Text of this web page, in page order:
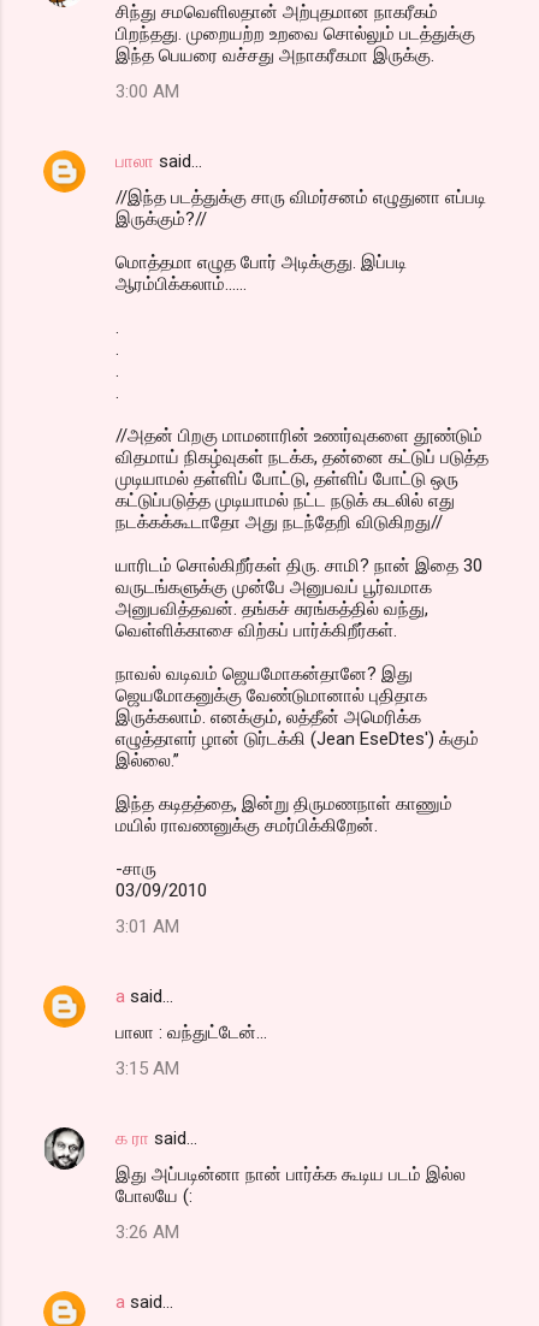
சிந்து சமவெளிலதான் அற்புதமான நாகரீகம்
பிறந்தது. முறையற்ற உறவை சொல்லும் படத்துக்கு
இந்த பெயரை வச்சது அநாகரீகமா இருக்கு.
3:00 AM
பாலா said…
//இந்த படத்துக்கு சாரு விமர்சனம் எழுதுனா எப்படி
இருக்கும்?//
மொத்தமா எழுத போர் அடிக்குது. இப்படி
ஆரம்பிக்கலாம்......
.
.
.
.
//அதன் பிறகு மாமனாரின் உணர்வுகளை தூண்டும்
விதமாய் நிகழ்வுகள் நடக்க, தன்னை கட்டுப் படுத்த
முடியாமல் தள்ளிப் போட்டு, தள்ளிப் போட்டு ஒரு
கட்டுப்படுத்த முடியாமல் நட்ட நடுக் கடலில் எது
நடக்கக்கூடாதோ அது நடந்தேறி விடுகிறது//
யாரிடம் சொல்கிறீர்கள் திரு. சாமி? நான் இதை 30
வருடங்களுக்கு முன்பே அனுபவப் பூர்வமாக
அனுபவித்தவன். தங்கச் சுரங்கத்தில் வந்து,
வெள்ளிக்காசை விற்கப் பார்க்கிறீர்கள்.
நாவல் வடிவம் ஜெயமோகன்தானே? இது
ஜெயமோகனுக்கு வேண்டுமானால் புதிதாக
இருக்கலாம். எனக்கும், லத்தீன் அமெரிக்க
எழுத்தாளர் ழான் டுர்டக்கி (Jean EseDtes') க்கும்
இல்லை.”
இந்த கடிதத்தை, இன்று திருமணநாள் காணும்
மயில் ராவணனுக்கு சமர்பிக்கிறேன்.
-சாரு
03/09/2010
3:01 AM
a said…
பாலா : வந்துட்டேன்...
3:15 AM
க ரா said…
இது அப்படின்னா நான் பார்க்க கூடிய படம் இல்ல
போலயே (:
3:26 AM
a said…